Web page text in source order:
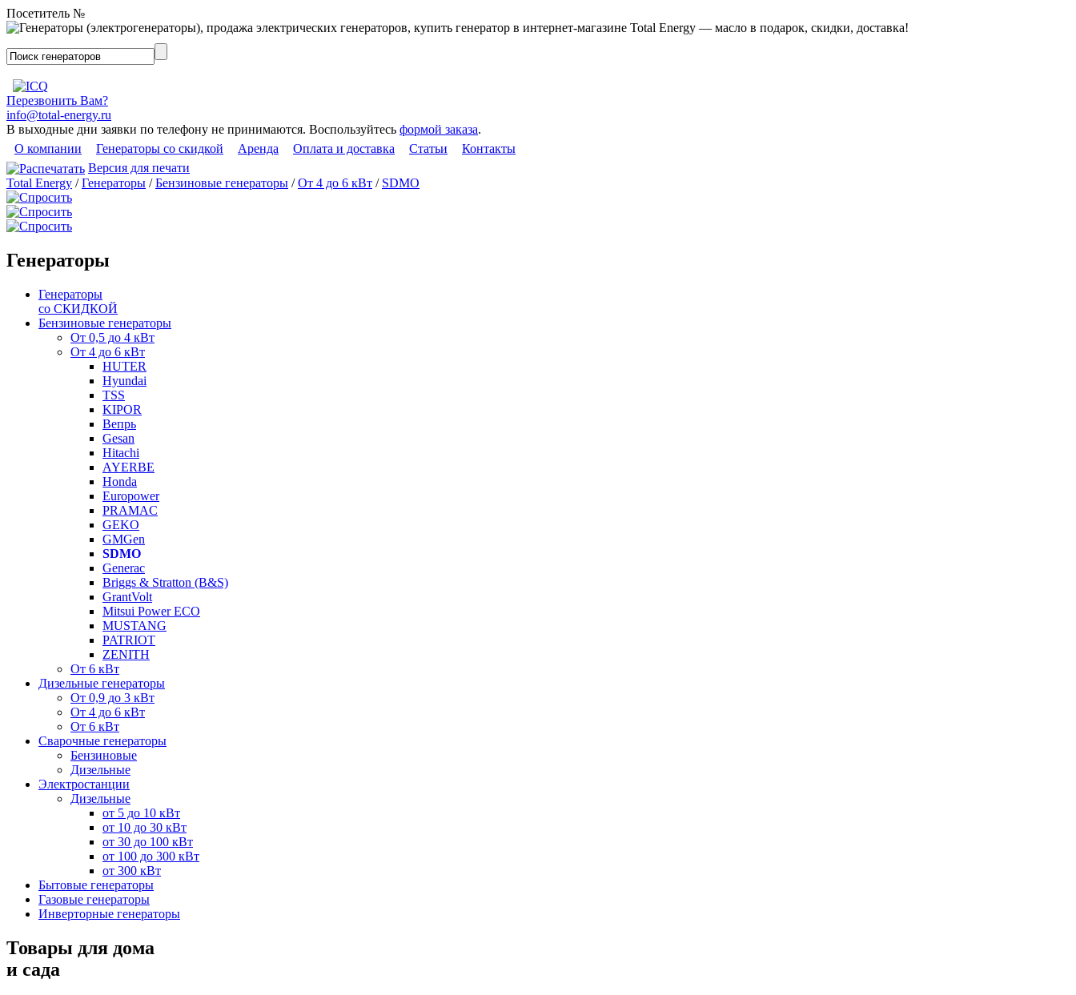
Посетитель №
Перезвонить Вам?
info@total-energy.ru
В выходные дни заявки по телефону не принимаются. Воспользуйтесь формой заказа.
О компании
Генераторы со скидкой Аренда Оплата и доставка Статьи
Контакты
Версия для печати
Total Energy /Генераторы /Бензиновые генераторы /От 4 до 6 кВт / SDMO
Генераторы
Генераторы
со СКИДКОЙ
Бензиновые генераторы
От 0,5 до 4 кВт
От 4 до 6 кВт
HUTER
Hyundai
TSS
KIPOR
Вепрь
Gesan
Hitachi
AYERBE
Honda
Europower
PRAMAC
GEKO
GMGen
SDMO
Generac
Briggs & Stratton (B&S)
GrantVolt
Mitsui Power ECO
MUSTANG
PATRIOT
ZENITH
От 6 кВт
Дизельные генераторы
От 0,9 до 3 кВт
От 4 до 6 кВт
От 6 кВт
Сварочные генераторы
Бензиновые
Дизельные
Электростанции
Дизельные
от 5 до 10 кВт
от 10 до 30 кВт
от 30 до 100 кВт
от 100 до 300 кВт
от 300 кВт
Бытовые генераторы
Газовые генераторы
Инверторные генераторы
Товары для дома
и сада